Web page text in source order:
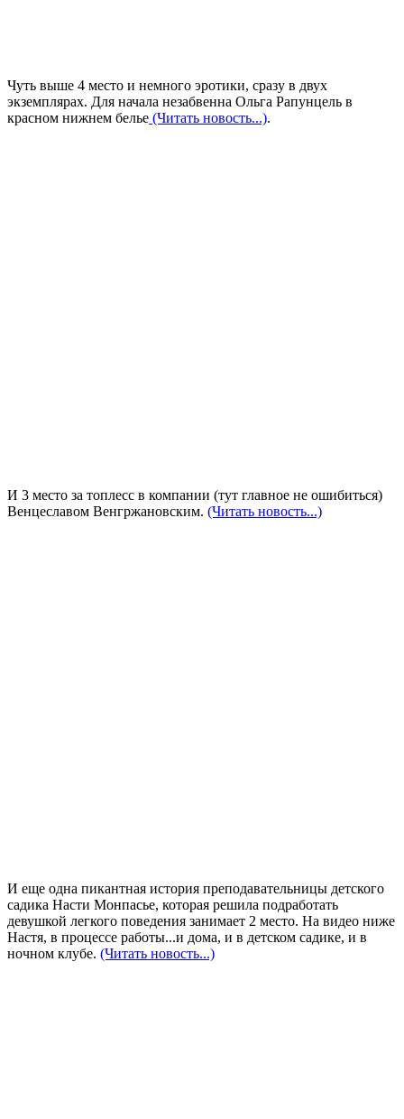
Чуть выше 4 место и немного эротики, сразу в двух
экземплярах. Для начала незабвенна Ольга Рапунцель в
красном нижнем белье (Читать новость...).
И 3 место за топлесс в компании (тут главное не ошибиться)
Венцеславом Венгржановским. (Читать новость...)
И еще одна пикантная история преподавательницы детского
садика Насти Монпасье, которая решила подработать
девушкой легкого поведения занимает 2 место. На видео ниже
Настя, в процессе работы...и дома, и в детском садике, и в
ночном клубе. (Читать новость...)